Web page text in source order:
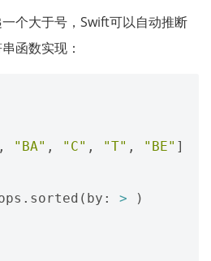
个大于号，Swift可以自动推断
函数实现：
, "BA" , "C" , "T" , "BE" ]
. sorted ( by : > )